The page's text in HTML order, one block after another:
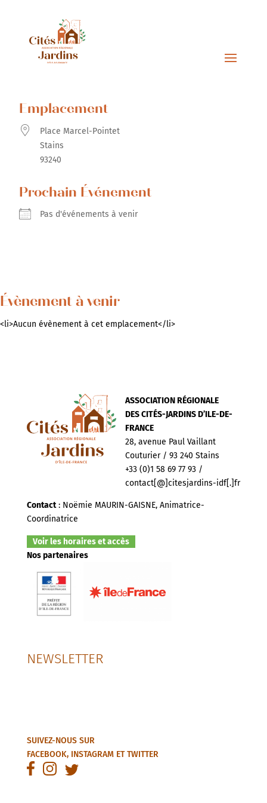
Emplacement
Place Marcel-Pointet
Stains
93240
Prochain Événement
Pas d'événements à venir
Évènement à venir
<li>Aucun évènement à cet emplacement</li>
ASSOCIATION RÉGIONALE
DES CITÉS-JARDINS D’ILE-DE-
FRANCE
28, avenue Paul Vaillant
Couturier / 93 240 Stains
+33 (0)1 58 69 77 93 /
contact[@]citesjardins-idf[.]fr
Contact: Noëmie MAURIN-GAISNE, Animatrice-
Coordinatrice
Voir les horaires et accès
Nos partenaires
NEWSLETTER
SUIVEZ-NOUS SUR
FACEBOOK, INSTAGRAMETTWITTER